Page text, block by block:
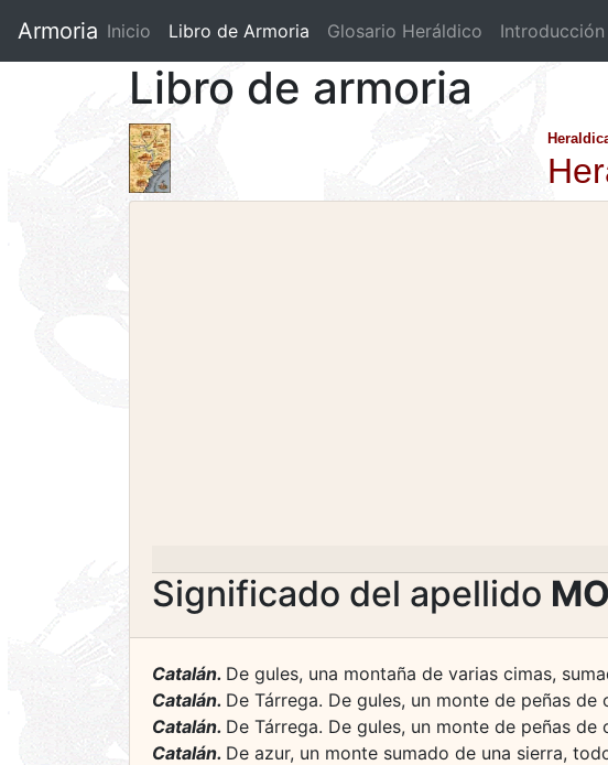
Armoria Inicio Libro de Armoria (current)
Glosario Heráldico Introducción
Libro de armoria
Significado del apellido
Catalán. De gules, una montaña de varias cimas,
Catalán. De Tárrega. De gules, un monte de peñas
Catalán. De Tárrega. De gules, un monte de peñas
Catalán. De azur, un monte sumado de una sierra,